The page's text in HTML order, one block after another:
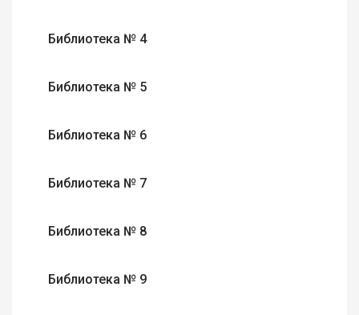
Библиотека № 4
Библиотека № 5
Библиотека № 6
Библиотека № 7
Библиотека № 8
Библиотека № 9